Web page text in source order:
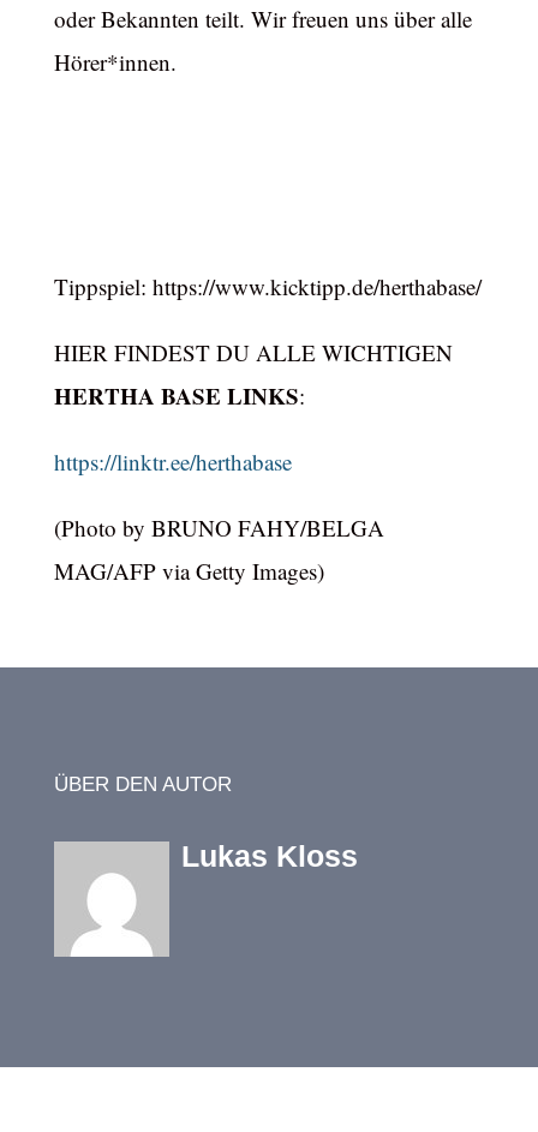
oder Bekannten teilt. Wir freuen uns über alle
Hörer*innen.
Tippspiel: https://www.kicktipp.de/herthabase/
HIER FINDEST DU ALLE WICHTIGEN
HERTHA BASE LINKS:
https://linktr.ee/herthabase
(Photo by BRUNO FAHY/BELGA
MAG/AFP via Getty Images)
ÜBER DEN AUTOR
Lukas Kloss